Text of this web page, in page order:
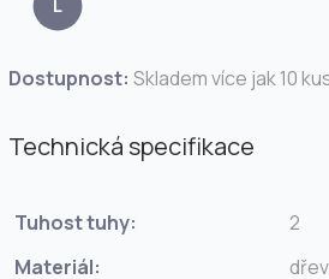
L
Dostupnost: Skladem více jak 10
Technická specifikace
Tuhost tuhy:
2
Materiál: